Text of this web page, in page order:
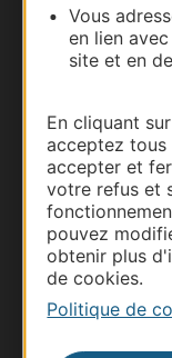
Vous
en lien
site et en
En cliquant
acceptez tous
accepter et
votre refus et
pouvez
obtenir plus
de cookies.
Politique de
Thermalisme
Business/
Pros
Site presse
Voyagistes